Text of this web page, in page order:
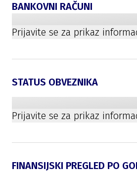
BANKOVNI RAČUNI
Prijavite se za prikaz
STATUS OBVEZNIKA
Prijavite se za prikaz
FINANSIJSKI PREGLED PO